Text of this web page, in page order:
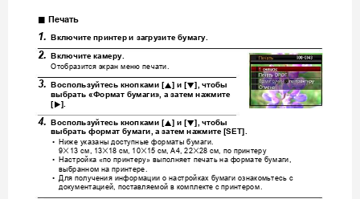
Печать
1. Включите принтер и загрузите бумагу.
2. Включите камеру.
Отобразится экран меню печати.
3. Воспользуйтесь кнопками [ 8 ] и 2 ], чтобы
выбрать «Формат бумаги», а затем нажмите
[6].
4. Воспользуйтесь кнопками [8] и [2], чтобы
выбрать формат бумаги, а затем нажмите [SE T].
• Ниже указаны доступные форматы бумаги.
9x 13 см, 13x 18 см, 10x 15 см, A4, 22x28 см, по принтеру
• Настройка «по принтеру» выполняет печать на формате бумаги,
выбранном на принтере.
• Для получения информации о настройках бумаги ознакомьтесь с
документацией, поставляемой в комплекте с принтером.